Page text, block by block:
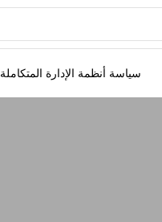
سياسة أنظمة الإدارة المتكاملة